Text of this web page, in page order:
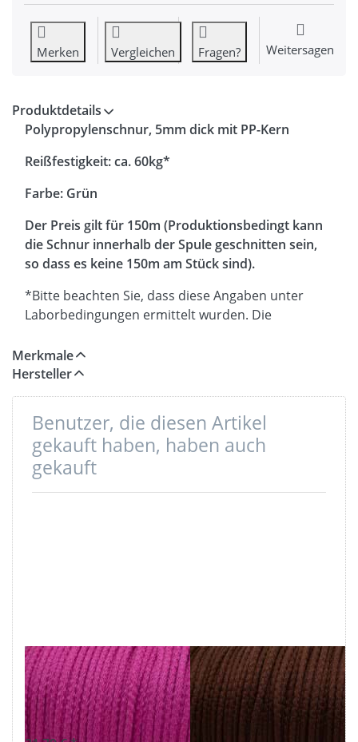
Merken Vergleichen Fragen? Weitersagen
Produktdetails
Polypropylenschnur, 5mm dick mit PP-Kern
Reißfestigkeit: ca. 60kg*
Farbe: Grün
Der Preis gilt für 150m (Produktionsbedingt kann
die Schnur innerhalb der Spule geschnitten sein,
so dass es keine 150m am Stück sind).
*Bitte beachten Sie, dass diese Angaben unter
Laborbedingungen ermittelt wurden. Die
Umgebung variieren.
Merkmale
Hersteller
Benutzer, die diesen Artikel
gekauft haben, haben auch
gekauft
150m PP-Schnur
- 5mm stark -
Farbe: pink (UV)
150m PP-Schnur
- 5mm stark -
Farbe: braun